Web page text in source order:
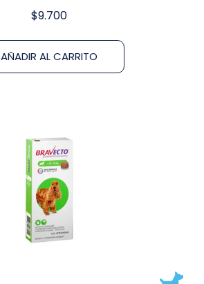
$9.700
AÑADIR AL CARRITO